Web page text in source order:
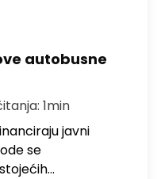
autobusne
1min
javni
se